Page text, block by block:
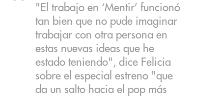
"El trabajo en ‘Mentir’ funcionó
tan bien que no pude imaginar
trabajar con otra persona en
estas nuevas ideas que he
estado teniendo", dice Felicia
sobre el especial estreno "que
da un salto hacia el pop más